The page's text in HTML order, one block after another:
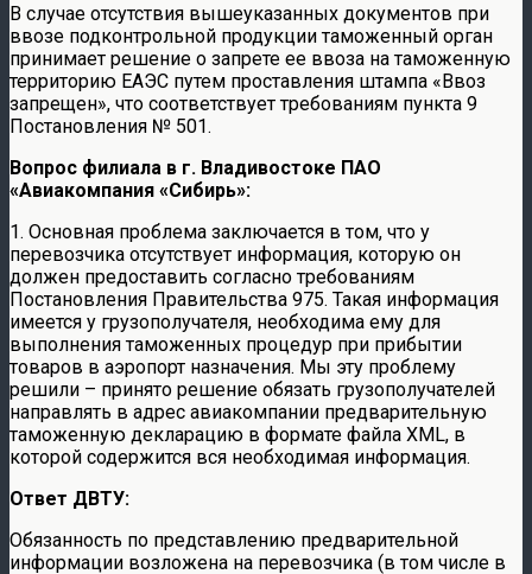
В случае отсутствия вышеуказанных документов при
ввозе подконтрольной продукции таможенный орган
принимает решение о запрете ее ввоза на таможенную
территорию ЕАЭС путем проставления штампа «Ввоз
запрещен», что соответствует требованиям пункта 9
Постановления № 501.
Вопрос филиала в г. Владивостоке ПАО
«Авиакомпания «Сибирь»:
1. Основная проблема заключается в том, что у
перевозчика отсутствует информация, которую он
должен предоставить согласно требованиям
Постановления Правительства 975. Такая информация
имеется у грузополучателя, необходима ему для
выполнения таможенных процедур при прибытии
товаров в аэропорт назначения. Мы эту проблему
решили – принято решение обязать грузополучателей
направлять в адрес авиакомпании предварительную
таможенную декларацию в формате файла XML, в
которой содержится вся необходимая информация.
Ответ ДВТУ:
Обязанность по представлению предварительной
информации возложена на перевозчика (в том числе в